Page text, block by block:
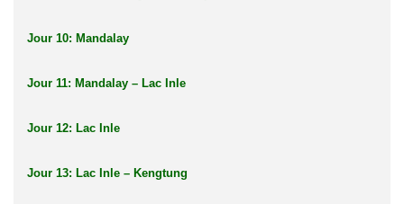
Jour 10: Mandalay
Jour 11: Mandalay – Lac Inle
Jour 12: Lac Inle
Jour 13: Lac Inle – Kengtung